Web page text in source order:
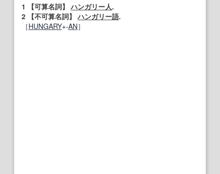
1
【可算名詞】 ハンガリー人.
2 【不可算名詞】 ハンガリー語.
［HUNGARY+‐AN］